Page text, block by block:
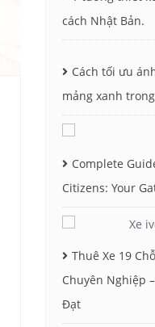
cách Nhật Bản.
Cách tối ưu
mảng xanh
Complete
Citizens: Your
Thuê Xe 19
Chuyên Nghiệp
Đạt